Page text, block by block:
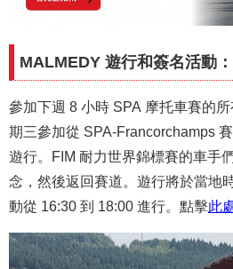
MALMEDY 遊行和簽名活動
參加下週 8 小時 SPA 摩托車賽的
期三參加從 SPA-Francorchamps
遊行。FIM 耐力世界錦標賽的車手
念，然後返回賽道。遊行將於當地
動從 16:30 到 18:00 進行。點擊此